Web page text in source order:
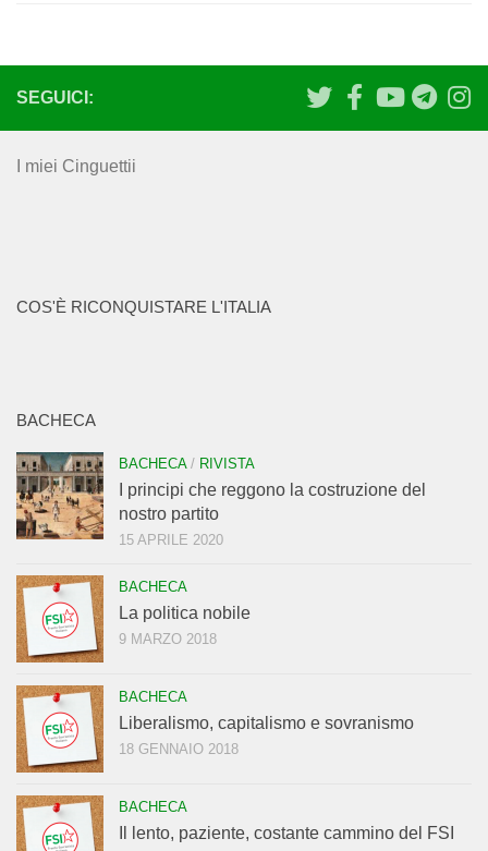
SEGUICI:
I miei Cinguettii
COS'È RICONQUISTARE L'ITALIA
BACHECA
BACHECA/ RIVISTA
I principi che reggono la costruzione del
nostro partito
15 APRILE 2020
BACHECA
La politica nobile
9 MARZO 2018
BACHECA
Liberalismo, capitalismo e sovranismo
18 GENNAIO 2018
BACHECA
Il lento, paziente, costante cammino del FSI